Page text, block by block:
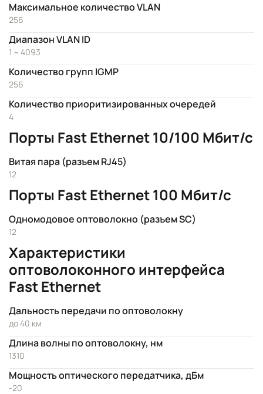
Максимальное количество VLAN
256
Диапазон VLAN ID
1 ~ 4093
Количество групп IGMP
256
Количество приоритизированных очередей
4
Порты Fast Ethernet 10/100 Мбит/с
Витая пара (разъем RJ45)
12
Порты Fast Ethernet 100 Мбит/с
Одномодовое оптоволокно (разъем SC)
12
Характеристики
оптоволоконного интерфейса
Fast Ethernet
Дальность передачи по оптоволокну
до 40 км
Длина волны по оптоволокну, нм
1310
Мощность оптического передатчика, дБм
-20